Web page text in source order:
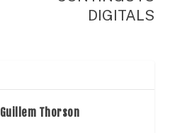
DIGITALS
Guillem Thorson